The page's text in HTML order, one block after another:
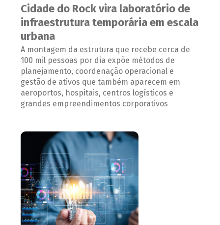
Cidade do Rock vira laboratório de
infraestrutura temporária em escala
urbana
A montagem da estrutura que recebe cerca de
100 mil pessoas por dia expõe métodos de
planejamento, coordenação operacional e
gestão de ativos que também aparecem em
aeroportos, hospitais, centros logísticos e
grandes empreendimentos corporativos